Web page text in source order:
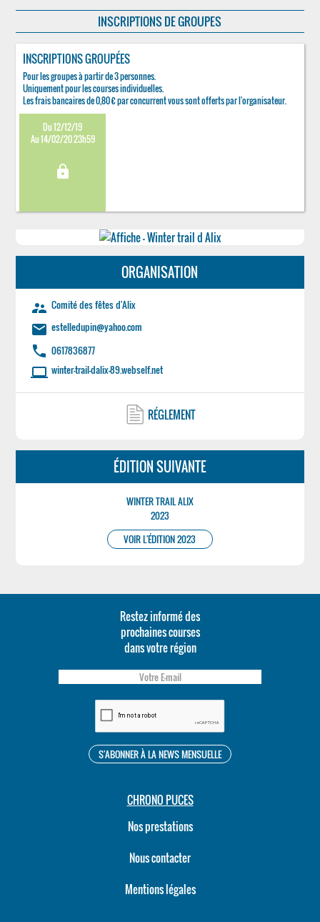
INSCRIPTIONS DE GROUPES
INSCRIPTIONS GROUPÉES
Pour les groupes à partir de 3 personnes.
Uniquement pour les courses individuelles.
Les frais bancaires de 0,80 € par concurrent vous sont offerts par l'organisateur.
Du 12/12/19
Au 14/02/20 23h59
lock
ORGANISATION
supervisor_account Comité des fêtes d'Alix
email estelledupin@yahoo.com
phone 0617836877
laptop winter-trail-dalix-89.webself.net
RÉGLEMENT
ÉDITION SUIVANTE
WINTER TRAIL ALIX
2023
VOIR L'ÉDITION 2023
Restez informé des
prochaines courses
dans votre région
CHRONO PUCES
Nos prestations
Nous contacter
Mentions légales